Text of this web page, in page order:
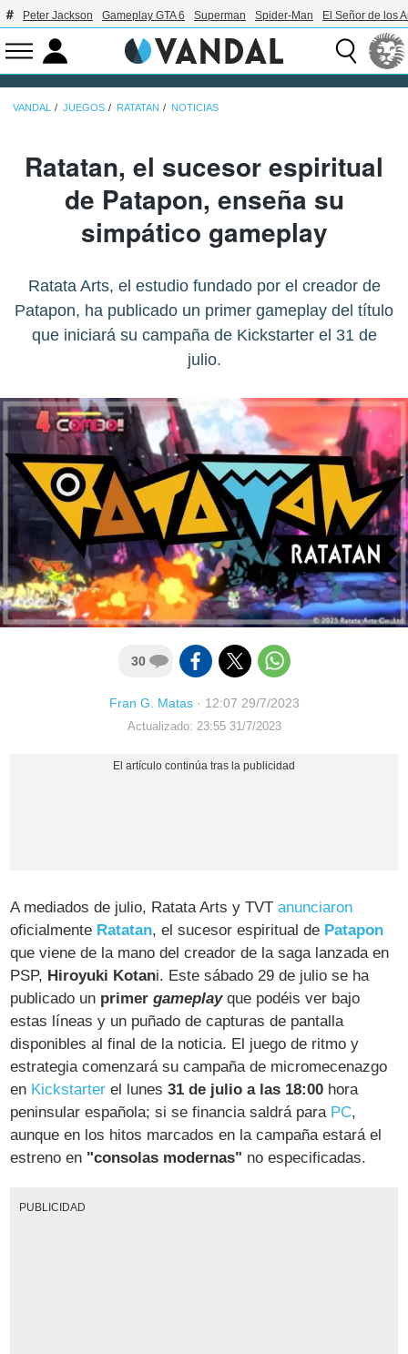
Peter Jackson Gameplay GTA 6 Superman Spider-Man El Señor de los
VANDAL JUEGOS RATATAN NOTICIAS
Ratatan, el sucesor espiritual
de Patapon, enseña su
simpático gameplay
Ratata Arts, el estudio fundado por el creador de
Patapon, ha publicado un primer gameplay del título
que iniciará su campaña de Kickstarter el 31 de
julio.
30
Fran G. Matas· 12:07 29/7/2023
Actualizado: 23:55 31/7/2023
A mediados de julio, Ratata Arts y TVTanunciaron
oficialmente Ratatan, el sucesor espiritual de Patapon
que viene de la mano del creador de la saga lanzada en
PSP, Hiroyuki Kotani. Este sábado 29 de julio se ha
publicado un primergameplayque podéis ver bajo
estas líneas y un puñado de capturas de pantalla
disponibles al final de la noticia. El juego de ritmo y
estrategia comenzará su campaña de micromecenazgo
en Kickstarter el lunes31 de julio a las 18:00 hora
peninsular española; si se financia saldrá para PC,
aunque en los hitos marcados en la campaña estará el
estreno en "consolas modernas" no especificadas.
PUBLICIDAD